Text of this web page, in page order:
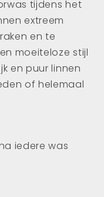
tijdens het
extreem
en te
moeiteloze stijl
en puur linnen
of helemaal
iedere was